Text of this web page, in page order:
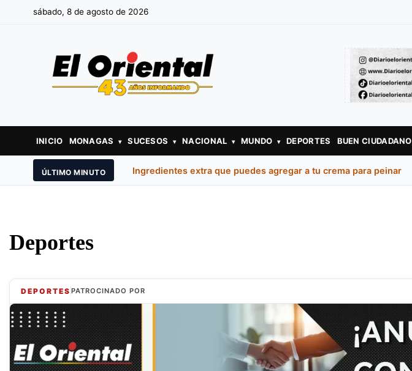
sábado, 8 de agosto de 2026
INICIO MONAGAS ▾ SUCESOS ▾ NACIONAL ▾ MUNDO ▾ DEPORTES BUEN CIUDADANO
ÚLTIMO MINUTO Ingredientes extra que puedes agregar a tu crema para peinar
Deportes
DEPORTES PATROCINADO POR